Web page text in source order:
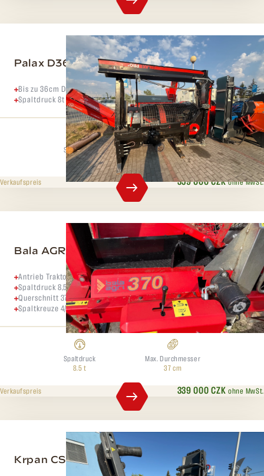
Palax D360 PRO + ELEKTRO
Bis zu 36cm Durchmesser
Spaltdruck 8t
Spaltdruck
8 t
Max. Durchmesser
36 cm
359 000 CZKohne MwSt.
Verkaufspreis
Bala AGRI 37EZ
Antrieb Traktor oder Elektro 7 kW,
Spaltdruck 8,5 Tonnen
Querschnitt 37 cm
Spaltkreuze 4/6/8
Spaltdruck
8.5 t
Max. Durchmesser
37 cm
339 000 CZK ohne MwSt.
Verkaufspreis
Krpan CS 4218 PRO